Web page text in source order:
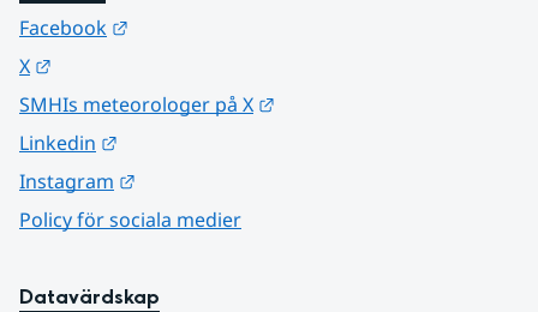
Facebook
X
SMHIs meteorologer på X
Linkedin
Instagram
Policy för sociala medier
Datavärdskap